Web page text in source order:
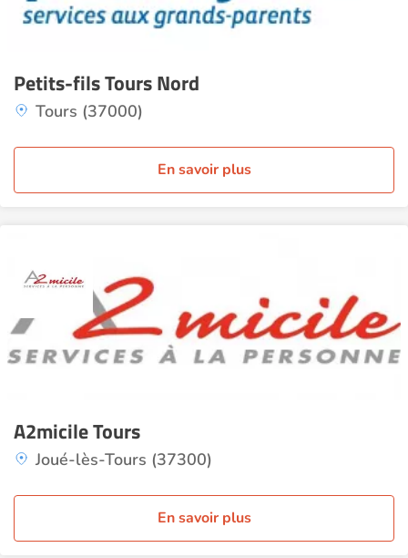
Petits-fils Tours Nord
Tours (37000)
En savoir plus
A2micile Tours
Joué-lès-Tours (37300)
En savoir plus